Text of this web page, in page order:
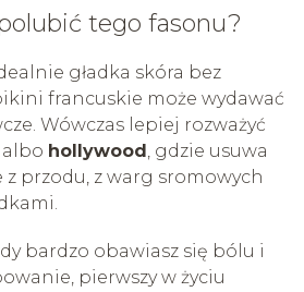
tego fasonu?
gładka skóra bez
francuskie może wydawać
Wówczas lepiej rozważyć
albo hollywood , gdzie usuwa
z przodu, z warg sromowych
bardzo obawiasz się bólu i
pierwszy w życiu